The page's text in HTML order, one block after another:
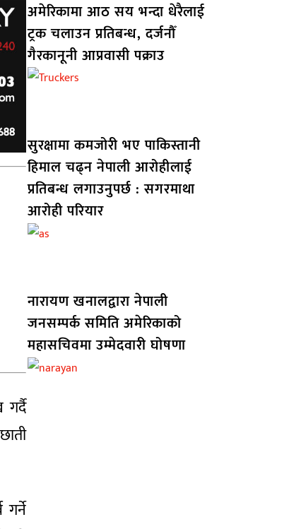
अमेरिकामा आठ सय भन्दा धेरैलाई
ट्रक चलाउन प्रतिबन्ध, दर्जनौँ
गैरकानूनी आप्रवासी पक्राउ
सुरक्षामा कमजोरी भए पाकिस्तानी
हिमाल चढ्न नेपाली आरोहीलाई
प्रतिबन्ध लगाउनुपर्छ : सगरमाथा
आरोही परियार
नारायण खनालद्वारा नेपाली
जनसम्पर्क समिति अमेरिकाको
महासचिवमा उम्मेदवारी घोषणा